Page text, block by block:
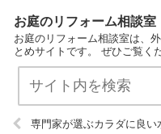
お庭のリフォーム相談室
お庭のリフォーム相談室は、
とめサイトです。 ぜひご覧く
専門家が選ぶカラダに良い